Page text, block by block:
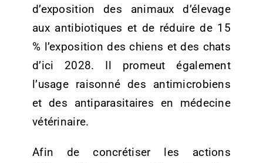
d’exposition des animaux d’élevage
aux antibiotiques et de réduire de 15
% l’exposition des chiens et des chats
d’ici 2028.
Il promeut également
l’usage raisonné des antimicrobiens
et des antiparasitaires en médecine
vétérinaire.
Afin de concrétiser les actions